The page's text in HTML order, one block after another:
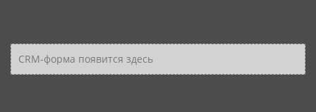
CRM-форма появится здесь